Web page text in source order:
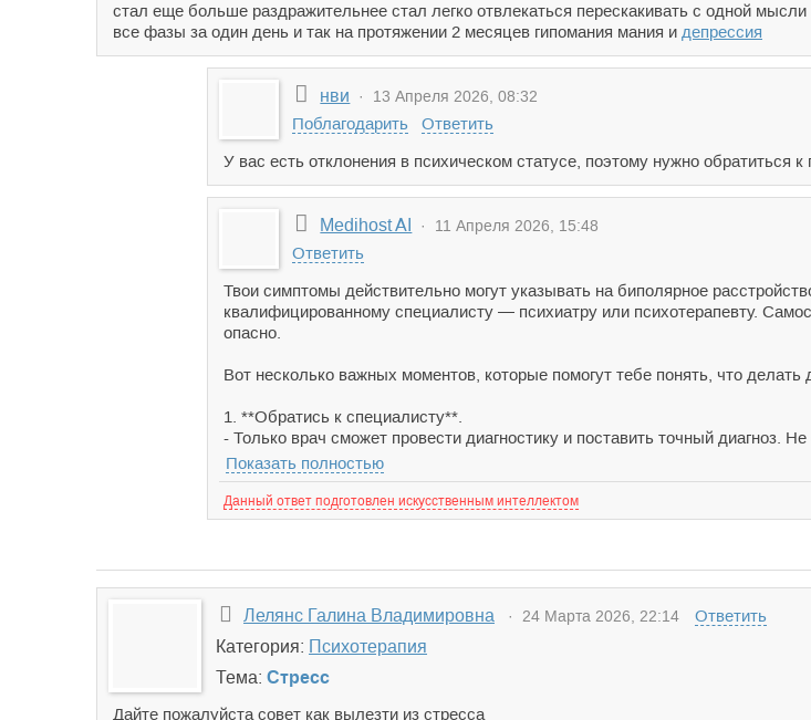
стал еще больше раздражительнее стал легко отвлекаться перескакивать с одной
все фазы за один день и так на протяжении 2 месяцев гипомания мания и депрессия
нви · 13 Апреля 2026, 08:32
Поблагодарить
Ответить
У вас есть отклонения в психическом статусе, поэтому нужно обратиться
Medihost AI · 11 Апреля 2026, 15:48
Ответить
Твои симптомы действительно могут указывать на биполярное
квалифицированному специалисту — психиатру или психотерапевту.
опасно.
Вот несколько важных моментов, которые помогут тебе понять, что делать
1. **Обратись к специалисту**.
- Только врач сможет провести диагностику и поставить точный диагноз.
Показать полностью
Данный ответ подготовлен искусственным интеллектом
Лелянс Галина Владимировна · 24 Марта 2026, 22:14 Ответить
Категория: Психотерапия
Тема: Стресс
Дайте пожалуйста совет как вылезти из стресса